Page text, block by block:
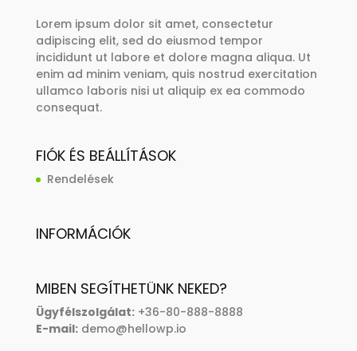
Lorem ipsum dolor sit amet, consectetur
adipiscing elit, sed do eiusmod tempor
incididunt ut labore et dolore magna aliqua. Ut
enim ad minim veniam, quis nostrud exercitation
ullamco laboris nisi ut aliquip ex ea commodo
consequat.
FIÓK ÉS BEÁLLÍTÁSOK
Rendelések
INFORMÁCIÓK
MIBEN SEGÍTHETÜNK NEKED?
Ügyfélszolgálat:+36-80-888-8888
E-mail:demo@hellowp.io